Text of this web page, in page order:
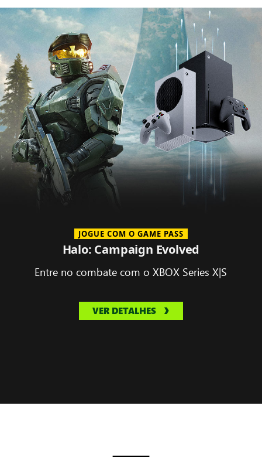
JOGUE COM O GAME PASS
Halo: Campaign Evolved
Entre no combate com o XBOX Series X|S
VER DETALHES